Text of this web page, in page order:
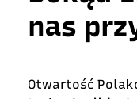
nas
Otwartość